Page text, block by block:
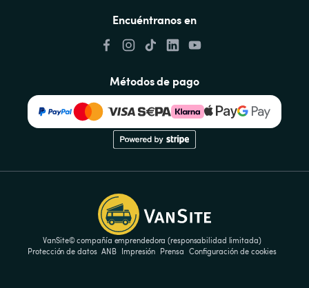
Encuéntranos en
Métodos de pago
VanSite© compañía emprendedora (responsabilidad limitada)
Protección de datos ANB Impresión Prensa Configuración de cookies